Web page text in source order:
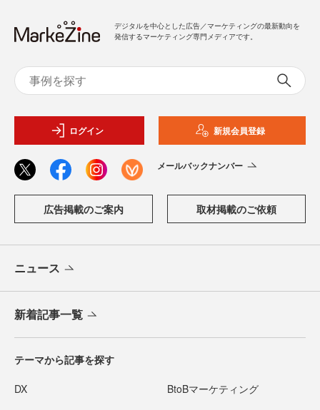
デジタルを中心とした広告／マーケティングの最新動向を
発信するマーケティング専門メディアです。
ログイン 新規会員登録
メールバックナンバー
広告掲載のご案内 取材掲載のご依頼
ニュース
新着記事一覧
テーマから記事を探す
DX BtoBマーケティング